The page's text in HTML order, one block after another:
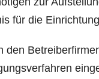
für die
den